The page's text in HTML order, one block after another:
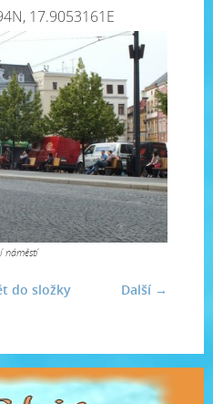
17.9053161E
náměstí
Další →
do složky